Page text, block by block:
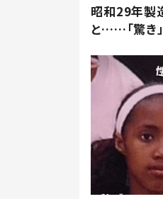
昭和29年製
と……「驚き